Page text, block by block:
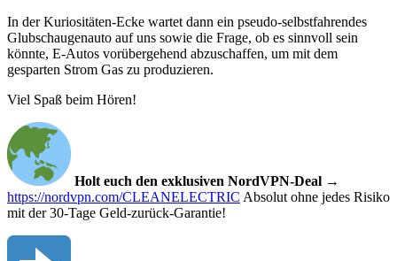
In der Kuriositäten-Ecke wartet dann ein pseudo-selbstfahrendes
Glubschaugenauto auf uns sowie die Frage, ob es sinnvoll sein
könnte, E-Autos vorübergehend abzuschaffen, um mit dem
gesparten Strom Gas zu produzieren.
Viel Spaß beim Hören!
Holt euch den exklusiven NordVPN-Deal →
https://nordvpn.com/CLEANELECTRIC Absolut ohne jedes Risiko
mit der 30-Tage Geld-zurück-Garantie!